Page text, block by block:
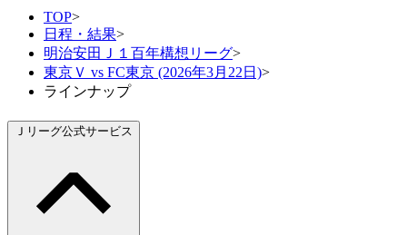
TOP>
日程・結果>
明治安田Ｊ１百年構想リーグ>
東京Ｖ vs FC東京 (2026年3月22日)>
ラインナップ
Ｊリーグ公式サービス